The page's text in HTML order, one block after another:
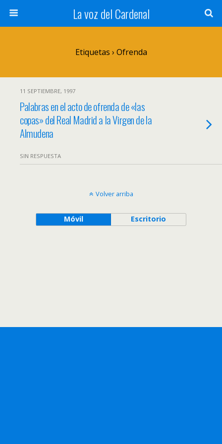
La voz del Cardenal
Etiquetas › Ofrenda
11 SEPTIEMBRE, 1997
Palabras en el acto de ofrenda de «las
copas» del Real Madrid a la Virgen de la
Almudena
SIN RESPUESTA
Volver arriba
Móvil Escritorio